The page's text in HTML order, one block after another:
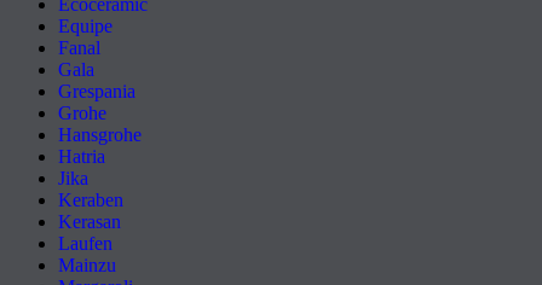
Ecoceramic
Equipe
Fanal
Gala
Grespania
Grohe
Hansgrohe
Hatria
Jika
Keraben
Kerasan
Laufen
Mainzu